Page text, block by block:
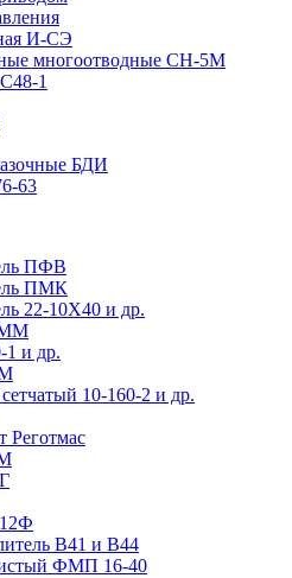
И-СЭ
многоотводные СН-5М
1
БДИ
63
ПФВ
ПМК
22-10Х40 и др.
1 и др.
10-160-2 и др.
Реготмас
В41 и В44
ФМП 16-40